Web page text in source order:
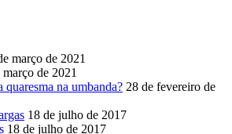
março de 2021
março de 2021
na umbanda? 28 de fevereiro de
18 de julho de 2017
18 de julho de 2017